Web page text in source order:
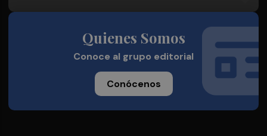
Quienes Somos
Conoce al grupo editorial
Conócenos